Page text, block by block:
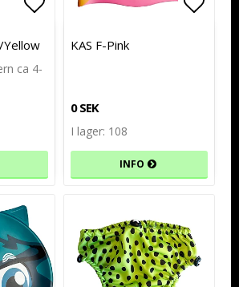
Lägg till i favoritlistan
Lägg till i favoritlistan
Yellow
ca 4-
KAS F-Pink
0 SEK
I lager: 108
INFO